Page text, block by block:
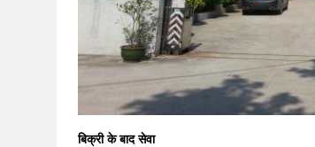
बिक्री के बाद सेवा